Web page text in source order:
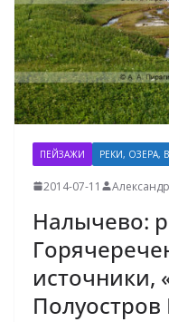
ПЕЙЗАЖИ РЕКИ, ОЗЕРА,
2014-07-11
Налычево:
источники,
Полуостров